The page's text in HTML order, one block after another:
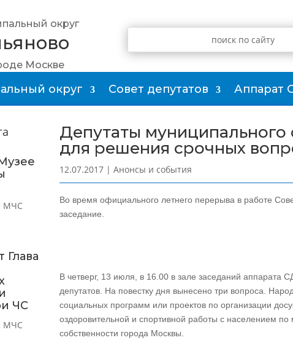
округ
Москве
округ Совет депутатов Аппарат
МЧС
Глава
ЧС
МЧС
Депутаты муниципального
для решения срочных
12.07.2017| Анонсы и события
Во время официального летнего перерыва в работе
заседание.
В четверг, 13 июля, в 16.00 в зале заседаний аппарата
депутатов. На повестку дня вынесено три вопроса.
социальных программ или проектов по организации
оздоровительной и спортивной работы с населением
собственности города Москвы.